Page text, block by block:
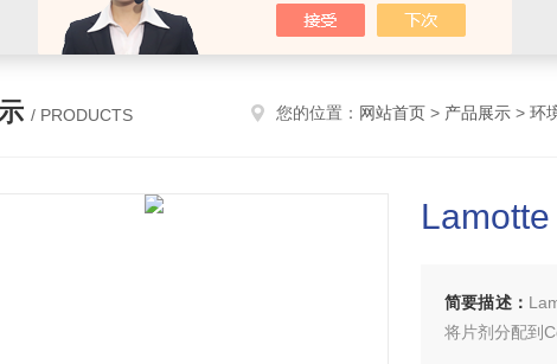
/ PRODUCTS 您的位置： 网站首页 > 产品展示 > 环
简要描述：
将片剂分配到